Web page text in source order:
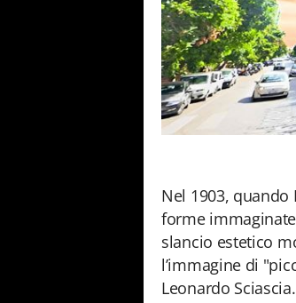
Nel 1903, quando
forme
slancio estetico
l’immagine di
Leonardo Sciascia.